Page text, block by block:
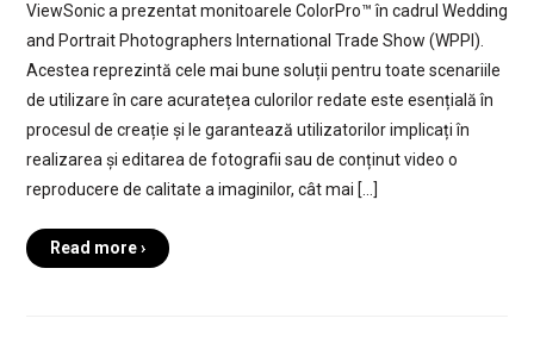
ViewSonic a prezentat monitoarele ColorPro™ în cadrul Wedding
and Portrait Photographers International Trade Show (WPPI).
Acestea reprezintă cele mai bune soluții pentru toate scenariile
de utilizare în care acuratețea culorilor redate este esențială în
procesul de creație și le garantează utilizatorilor implicați în
realizarea și editarea de fotografii sau de conținut video o
reproducere de calitate a imaginilor, cât mai […]
Read more ›